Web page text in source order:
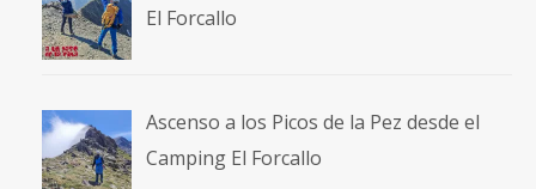
El Forcallo
Ascenso a los Picos de la Pez desde el
Camping El Forcallo